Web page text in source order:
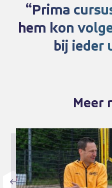
Prima
hem kon
bij ieder
Meer